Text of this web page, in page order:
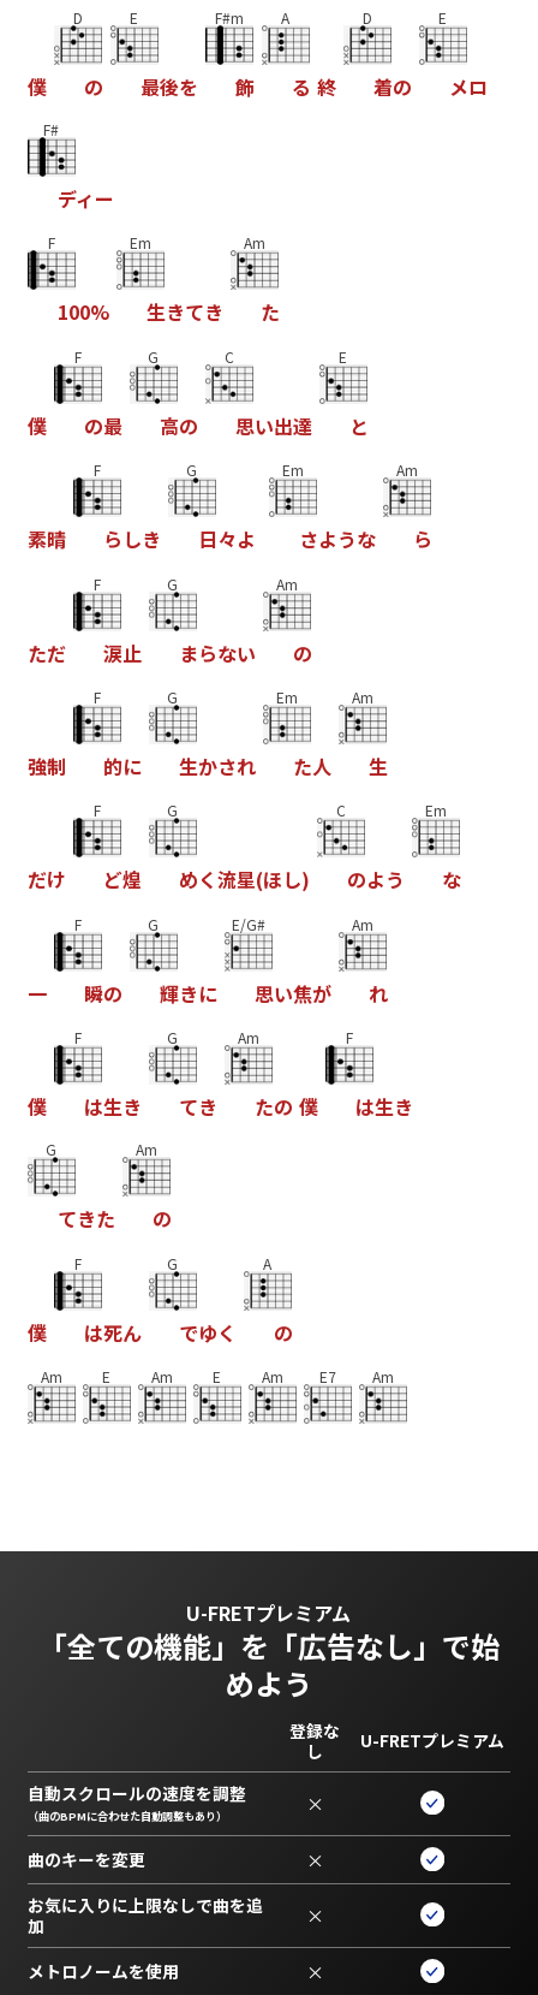
僕
D
の
E
最後を
F#m
飾
A
る 終
D
着の
E
メロ
F#
ディー
F
100%
Em
生きてき
Am
た
僕
F
の最
G
高の
C
思い出達
E
と
素晴
F
ら しき
G
日々よ
Em
さような
Am
ら
ただ
F
涙止
G
まらない
Am
の
強制
F
的に
G
生かされ
Em
た人
Am
生
だけ
F
ど煌
G
めく流星(ほし)
C
のよう
Em
な
一
F
瞬の
G
輝きに
E/G#
思い焦が
Am
れ
僕
F
は生き
G
てき
Am
たの 僕
F
は生き
G
てきた
Am
の
僕
F
は死ん
G
でゆく
A
の
Am E Am E Am E7 Am
U-FRETプレミアム
「全ての機能」を 「広告なし」で始
めよう
登録な
し
U-FRETプレミアム
自動スクロールの速度を調整
（曲のBPMに合わせた自動調整もあり） ×
曲のキーを変更 ×
お気に入りに上限なしで曲を追
加
×
メトロノームを使用 ×